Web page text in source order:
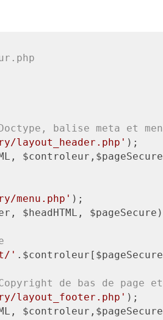
balise meta et
layout_header.php' );
menu.php' );
$headHTML,
'
de bas de page et
layout_footer.php' );